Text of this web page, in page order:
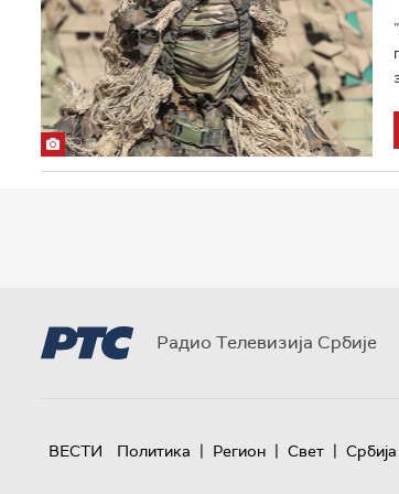
Радио Телевизија Србије
ВЕСТИ Политика | Регион | Свет |